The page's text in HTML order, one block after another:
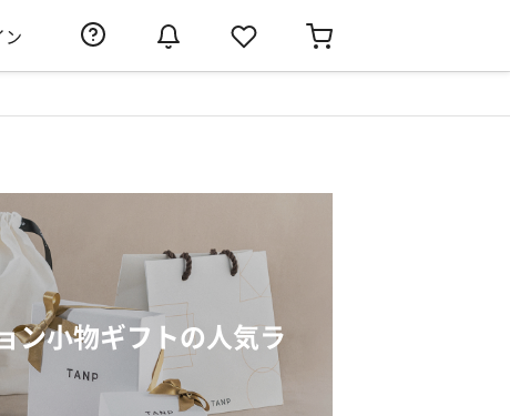
ン
ン小物ギフトの人気ラ